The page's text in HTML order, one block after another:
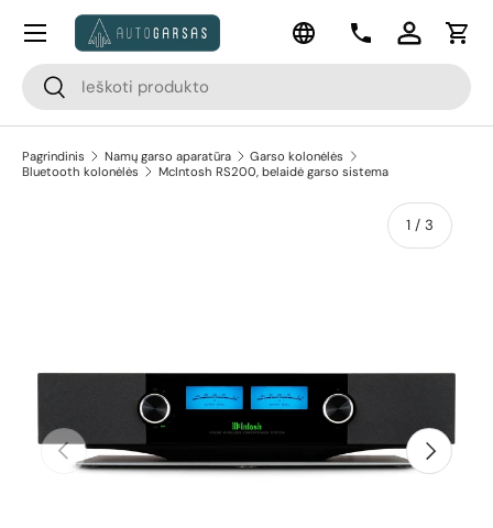
Pereiti prie turinio
Paieška
Paieška
Kalba
KontaktaiPrisijungti
Meniu
Pagrindinis Namų garso aparatūra
Garso kolonėlės
Bluetooth kolonėlės
McIntosh RS200, belaidė garso sistema
Ankstesnis
1 / apie
3
Kitas